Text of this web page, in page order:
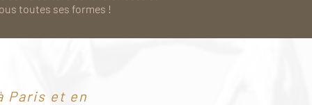
toutes ses formes !
Paris et en